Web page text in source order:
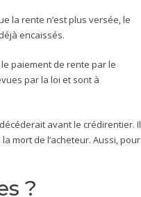
la rente n’est plus versée, le
encaissés.
paiement de rente par le
par la loi et sont à
avant le crédirentier. Il
mort de l’acheteur. Aussi, pour
?